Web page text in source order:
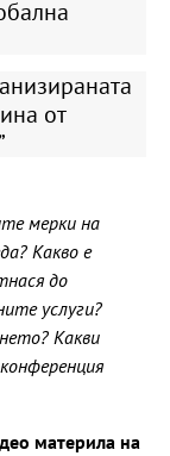
от
мерки на
Какво е
до
услуги?
Какви
материла на